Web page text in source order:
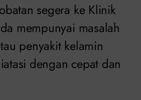
segera ke Klinik
mempunyai masalah
penyakit kelamin
dengan cepat dan